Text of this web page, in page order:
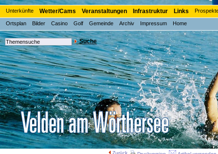
Unterkünfte Wetter/Cams Veranstaltungen Infrastruktur Links
Ortsplan Bilder Casino Golf Gemeinde Archiv Impressum Home
Suche
Zurück